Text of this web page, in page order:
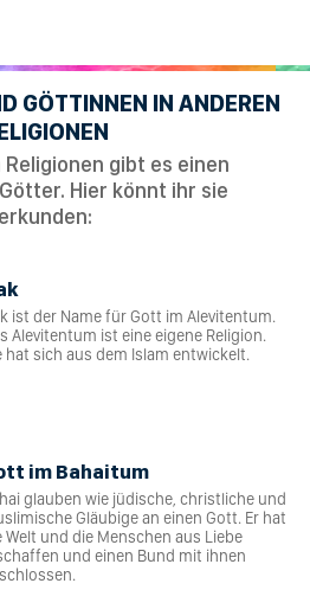
GÖTTINNEN IN ANDEREN
gibt es einen
Hier könnt ihr sie
erkunden:
ist der Name für Gott im Alevitentum.
Alevitentum ist eine eigene Religion.
hat sich aus dem Islam entwickelt.
im Bahaitum
glauben wie jüdische, christliche und
Gläubige an einen Gott. Er hat
Welt und die Menschen aus Liebe
und einen Bund mit ihnen